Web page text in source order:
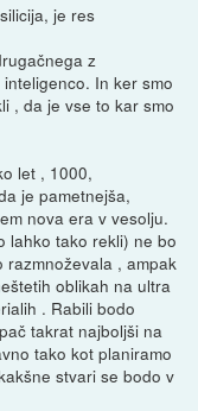
je res
z
In ker smo
, da je vse to kar smo
let , 1000,
je pametnejša,
nova era v vesolju.
lahko tako rekli) ne bo
, ampak
oblikah na ultra
. Rabili bodo
takrat najboljši na
tako kot planiramo
stvari se bodo v